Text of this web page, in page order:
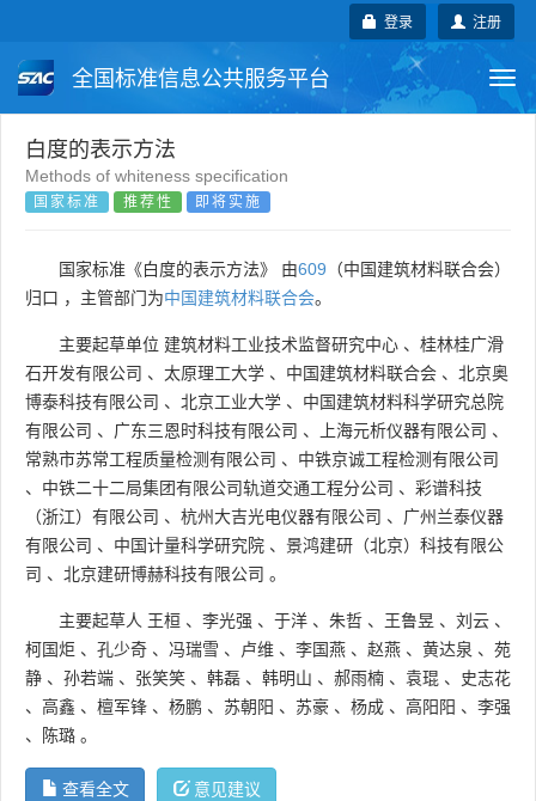
注册
登录
全国标准信息公共服务平台
国家标准
团体标准 企业标准
国外标准 技术委员会
白度的表示方法
Methods of whiteness specification
国家标准 推荐性 即将实施
国家标准《白度的表示方法》 由609 （中国建筑材料联合会）
归口 ，主管部门为中国建筑材料联合会。
主要起草单位 建筑材料工业技术监督研究中心 、 桂林桂广滑
石开发有限公司 、 太原理工大学 、 中国建筑材料联合会 、 北京奥
博泰科技有限公司 、 北京工业大学 、 中国建筑材料科学研究总院
有限公司 、 广东三恩时科技有限公司 、 上海元析仪器有限公司 、
常熟市苏常工程质量检测有限公司 、 中铁京诚工程检测有限公司
、 中铁二十二局集团有限公司轨道交通工程分公司 、 彩谱科技
（浙江）有限公司 、 杭州大吉光电仪器有限公司 、 广州兰泰仪器
有限公司 、 中国计量科学研究院 、 景鸿建研（北京）科技有限公
司 、 北京建研博赫科技有限公司 。
主要起草人 王桓 、 李光强 、 于洋 、 朱哲 、 王鲁昱 、 刘云 、
柯国炬 、 孔少奇 、 冯瑞雪 、 卢维 、 李国燕 、 赵燕 、 黄达泉 、 苑
静 、 孙若端 、 张笑笑 、 韩磊 、 韩明山 、 郝雨楠 、 袁琨 、 史志花
、 高鑫 、 檀军锋 、 杨鹏 、 苏朝阳 、 苏豪 、 杨成 、 高阳阳 、 李强
、
陈璐 。
查看全文 意见建议